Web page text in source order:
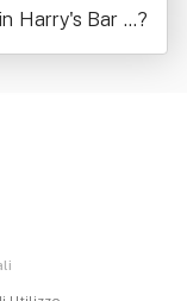
Harry's Bar S?